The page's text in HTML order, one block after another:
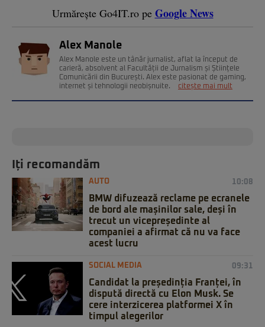
Urmărește Go4IT.ro pe Google News
Alex Manole
Alex Manole este un tânăr jurnalist, aflat la început de
carieră, absolvent al Facultății de Jurnalism și Științele
Comunicării din București. Alex este pasionat de gaming,
internet și tehnologii neobișnuite.
citește mai mult
Iți recomandăm
AUTO 10:08
BMW difuzează reclame pe ecranele
de bord ale mașinilor sale, deși în
trecut un vicepreședinte al
companiei a afirmat că nu va face
acest lucru
SOCIAL MEDIA 09:31
Candidat la președinția Franței, în
dispută directă cu Elon Musk. Se
cere interzicerea platformei X în
timpul alegerilor